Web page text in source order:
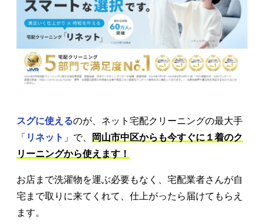
スグに使えるのが、ネット宅配クリーニングの最大手
「 リネット 」で、
岡山市中区からも今すぐに１着のク
リーニングから使えます！
お店まで洗濯物を運ぶ必要もなく、宅配業者さんが自
宅まで取りに来てくれて、仕上がったら届けてもらえ
ます。